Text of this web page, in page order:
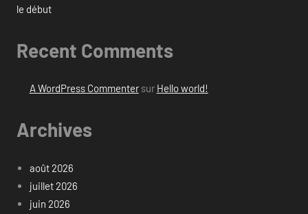
le début
Recent Comments
A WordPress Commentersur Hello world!
Archives
août 2026
juillet 2026
juin 2026